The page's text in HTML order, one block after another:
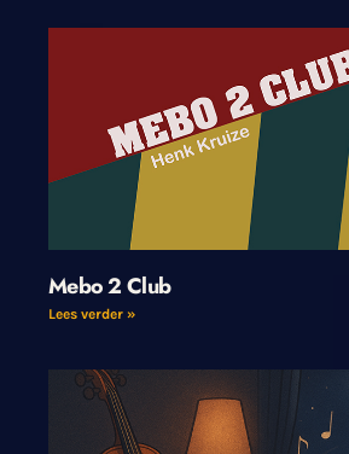
Mebo 2 Club
Lees verder »